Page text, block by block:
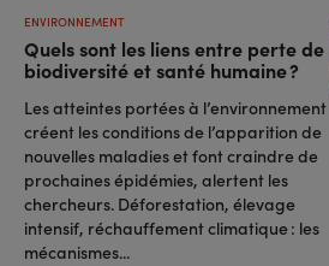
Quels sont les liens entre perte de
biodiversité et santé humaine ?
ENVIRONNEMENT
Les atteintes portées à l’environnement
créent les conditions de l’apparition de
nouvelles maladies et font craindre de
prochaines épidémies, alertent les
chercheurs. Déforestation, élevage
intensif, réchauffement climatique : les
mécanismes...